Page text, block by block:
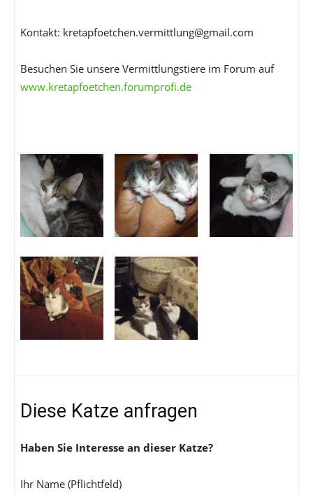
Kontakt: kretapfoetchen.vermittlung@gmail.com
Besuchen Sie unsere Vermittlungstiere im Forum auf
www.kretapfoetchen.forumprofi.de
Diese Katze anfragen
Haben Sie Interesse an dieser Katze?
Ihr Name (Pflichtfeld)